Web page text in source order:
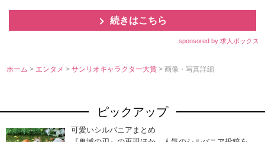
続きはこちら
sponsored by 求人ボックス
ホーム > エンタメ>サンリオキャラクター大賞> 画像・写真詳細
ピックアップ
可愛いシルバニアまとめ